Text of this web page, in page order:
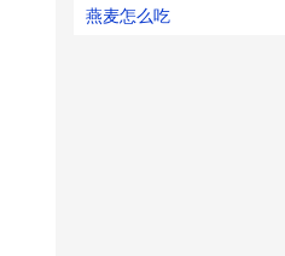
燕麦怎么吃